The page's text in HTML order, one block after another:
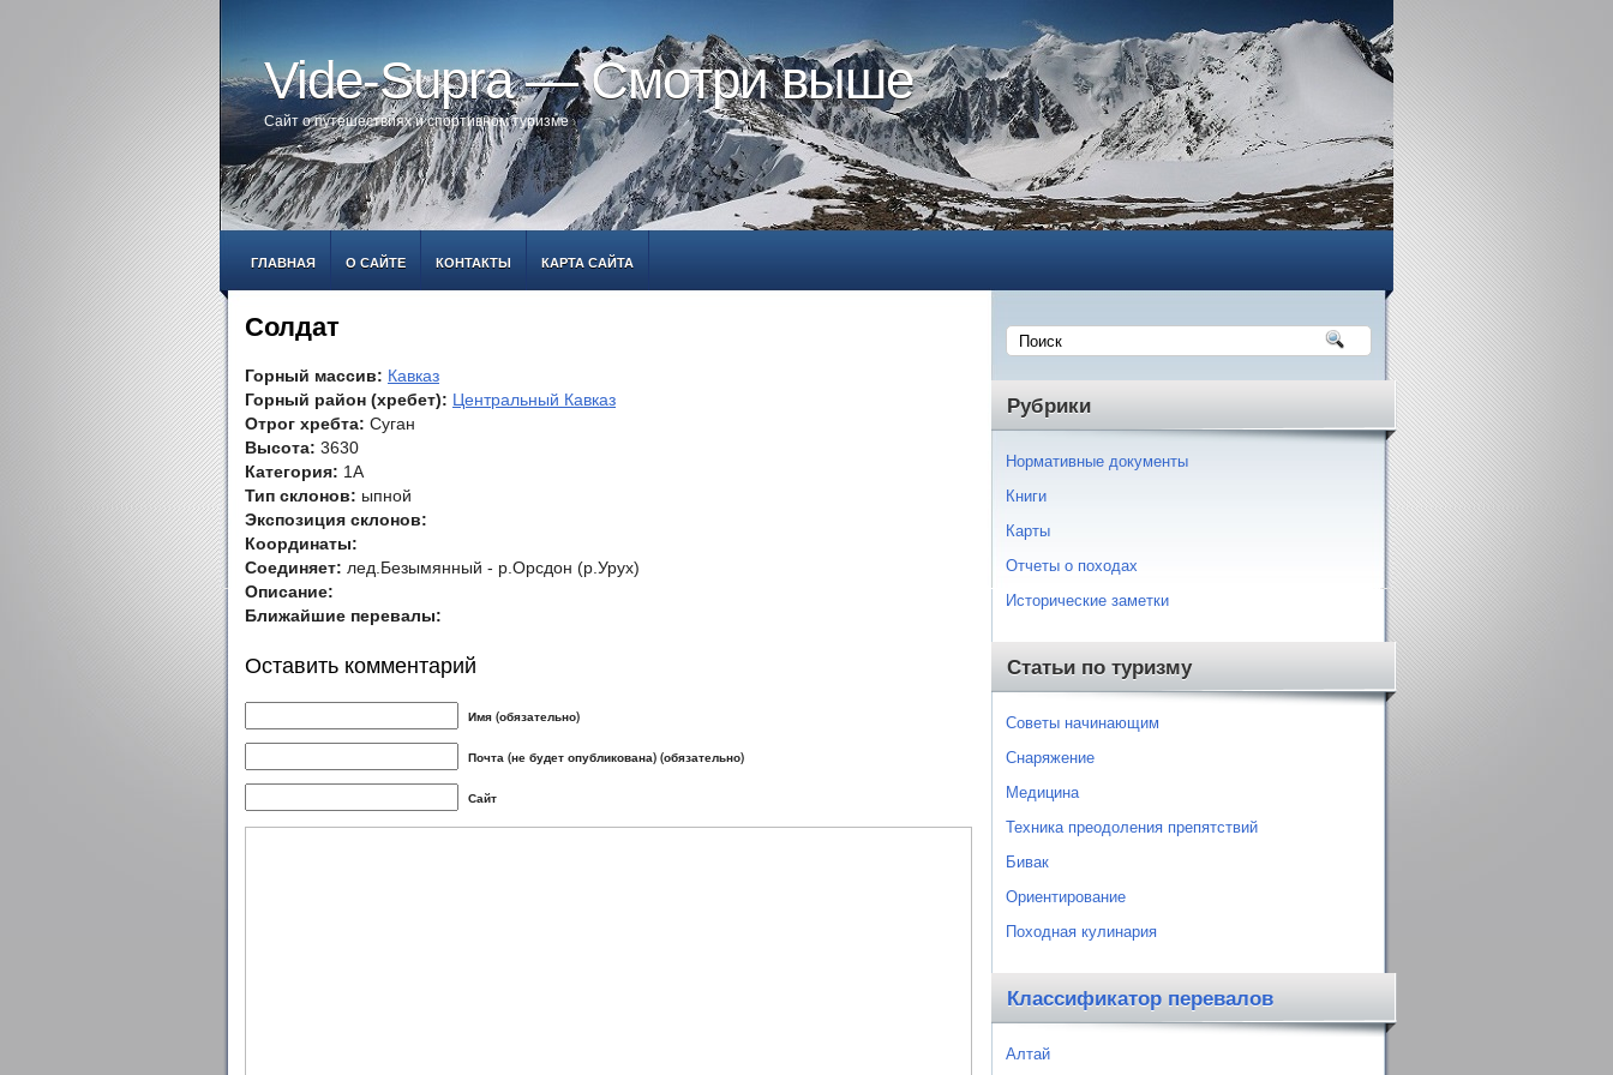
Vide-Supra — Смотри выше
Сайт о путешествиях и спортивном туризме
ГЛАВНАЯ О САЙТЕ КОНТАКТЫ КАРТА САЙТА
Солдат
Горный массив: Кавказ
Горный район (хребет): Центральный Кавказ
Отрог хребта: Суган
Высота: 3630
Категория: 1А
Тип склонов: ыпной
Экспозиция склонов:
Координаты:
Соединяет: лед.Безымянный - р.Орсдон (р.Урух)
Описание:
Ближайшие перевалы:
Оставить комментарий
Имя (обязательно)
Почта (не будет опубликована) (обязательно)
Сайт
Рубрики
Нормативные документы
Книги
Карты
Отчеты о походах
Исторические заметки
Статьи по туризму
Советы начинающим
Снаряжение
Медицина
Техника преодоления препятствий
Бивак
Ориентирование
Походная кулинария
Классификатор перевалов
Алтай